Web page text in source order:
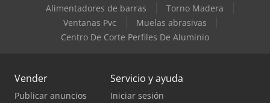
Alimentadores de barras
Torno Madera
Ventanas Pvc
Muelas abrasivas
Centro De Corte Perfiles De Aluminio
Vender
Publicar anuncios
Servicio y ayuda
Iniciar sesión